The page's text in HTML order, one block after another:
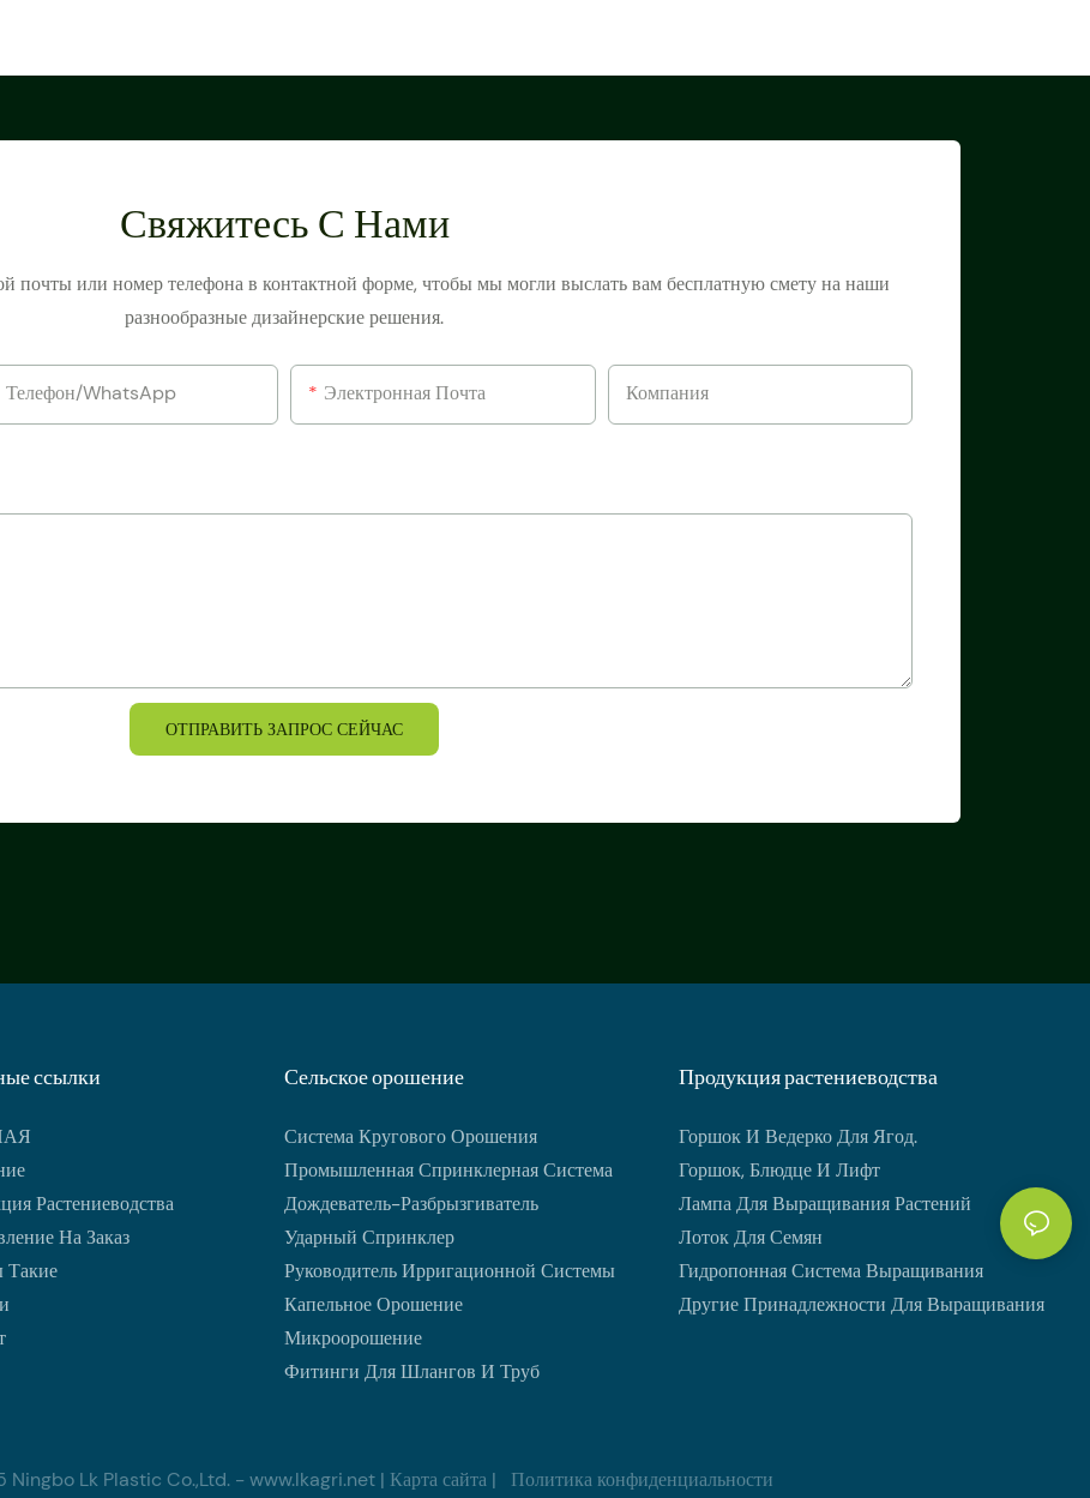
Свяжитесь С Нами
почты или номер телефона в контактной форме, чтобы мы могли выслать вам бесплатную смету на наши
разнообразные дизайнерские решения.
Телефон/WhatsApp Электронная Почта Компания
ОТПРАВИТЬ ЗАПРОС СЕЙЧАС
ссылки
Растениеводства
На Заказ
Сельское орошение
Система Кругового Орошения
Промышленная Спринклерная Система
Дождеватель-Разбрызгиватель
Ударный Спринклер
Руководитель Ирригационной Системы
Капельное Орошение
Микроорошение
Фитинги Для Шлангов И Труб
Продукция растениеводства
Горшок И Ведерко Для Ягод.
Горшок, Блюдце И Лифт
Лампа Для Выращивания Растений
Лоток Для Семян
Гидропонная Система Выращивания
Другие Принадлежности Для Выращивания
Ningbo Lk Plastic Co.,Ltd. -www.lkagri.net | Карта сайта | Политикаконфиденциальности